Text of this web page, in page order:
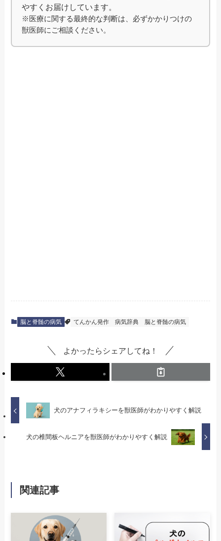
やすくお届けしています。
※医療に関する最終的な判断は、必ずかかりつけの
獣医師にご相談ください。
脳と脊髄の病気 てんかん発作 病気辞典 脳と脊髄の病気
よかったらシェアしてね！
犬のアナフィラキシーを獣医師がわかりやすく解説
犬の椎間板ヘルニアを獣医師がわかりやすく解説
関連記事